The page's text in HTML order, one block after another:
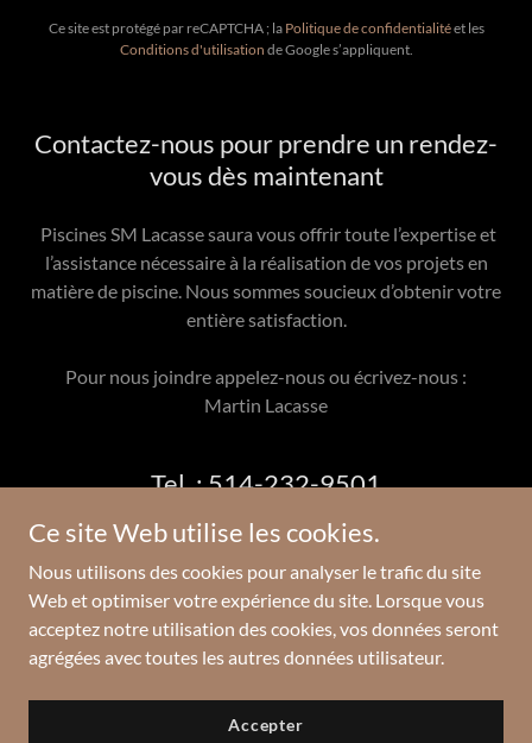
Ce site est protégé par reCAPTCHA ; la Politique de confidentialitéet les
Conditions d'utilisation de Google s’appliquent.
Contactez-nous pour prendre un rendez-
vous dès maintenant
Piscines SM Lacasse saura vous offrir toute l’expertise et
l’assistance nécessaire à la réalisation de vos projets en
matière de piscine. Nous sommes soucieux d’obtenir votre
entière satisfaction.
Pour nous joindre appelez-nous ou écrivez-nous :
Martin Lacasse
Tel. : 514-232-9501
Copyright © 2022 Piscines SM Lacasse - Tous droits réservés.
Optimisé par
Ce site Web utilise les cookies.
Nous utilisons des cookies pour analyser le trafic du site
Web et optimiser votre expérience du site. Lorsque vous
acceptez notre utilisation des cookies, vos données seront
agrégées avec toutes les autres données utilisateur.
Accepter